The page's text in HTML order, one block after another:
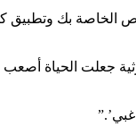
في اختيار الستائر لقاعة الرقص
جعلت الحياة أصعب